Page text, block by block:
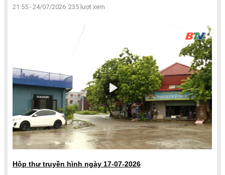
21:55 - 24/07/2026 235 lượt xem
Hộp thư truyền hình ngày 17-07-2026